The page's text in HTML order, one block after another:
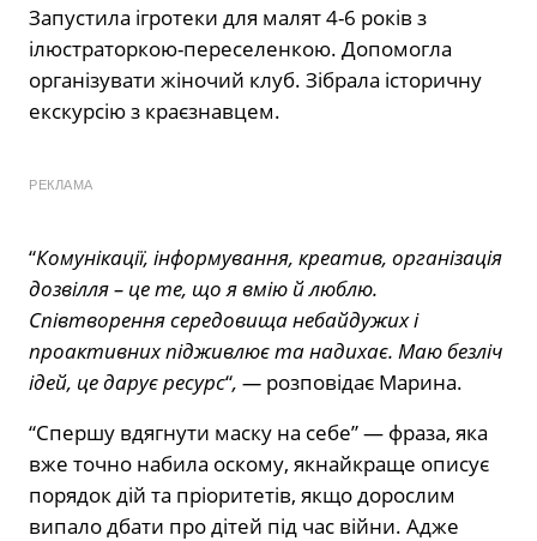
Запустила ігротеки для малят 4-6 років з
ілюстраторкою-переселенкою. Допомогла
організувати жіночий клуб. Зібрала історичну
екскурсію з краєзнавцем.
РЕКЛАМА
“Комунікації, інформування, креатив, організація
дозвілля – це те, що я вмію й люблю.
Співтворення середовища небайдужих і
проактивних підживлює та надихає. Маю безліч
ідей, це дарує ресурс“, — розповідає Марина.
“Спершу вдягнути маску на себе” — фраза, яка
вже точно набила оскому, якнайкраще описує
порядок дій та пріоритетів, якщо дорослим
випало дбати про дітей під час війни. Адже